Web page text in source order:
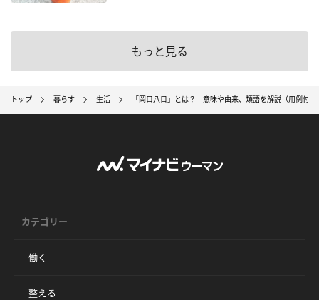
もっと見る
トップ 暮らす 生活 「岡目八目」とは？ 意味や由来、類語を解説（用例付）
カテゴリー
働く
整える